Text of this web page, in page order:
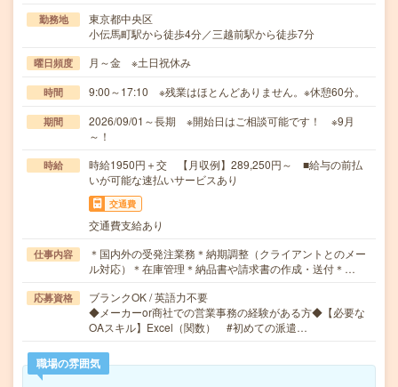
勤務地
東京都中央区
小伝馬町駅から徒歩4分／三越前駅から徒歩7分
曜日頻度 月～金 ※土日祝休み
時間 9:00～17:10 ※残業はほとんどありません。※休憩60分。
期間
2026/09/01～長期 ※開始日はご相談可能です！ ※9月
～！
時給
時給1950円＋交 【月収例】289,250円～ ■給与の前払
いが可能な速払いサービスあり
交通費
交通費支給あり
仕事内容
＊国内外の受発注業務＊納期調整（クライアントとのメー
ル対応）＊在庫管理＊納品書や請求書の作成・送付＊…
応募資格
ブランクOK / 英語力不要
◆メーカーor商社での営業事務の経験がある方◆【必要な
OAスキル】Excel（関数） #初めての派遣…
職場の雰囲気